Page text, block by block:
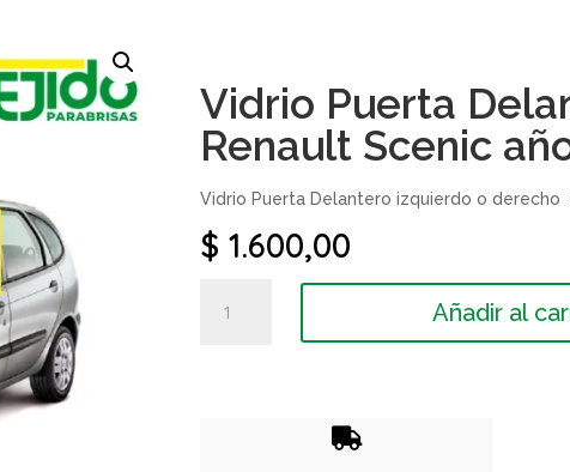
Vidrio Puerta
Renault Scenic
Vidrio Puerta Delantero izquierdo o derecho
$ 1.600,00
Puerta
Añadir al
